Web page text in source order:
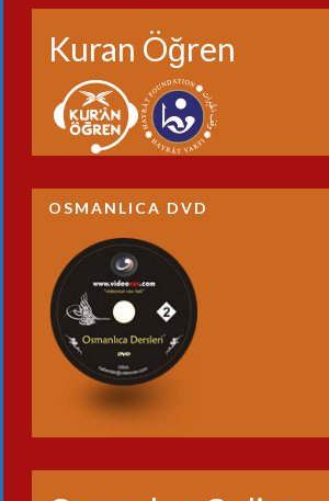
Kuran Öğren
OSMANLICA DVD